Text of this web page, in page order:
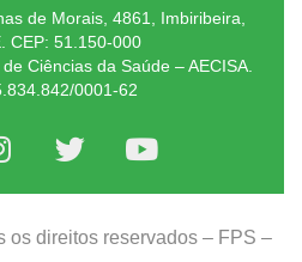
de Morais, 4861, Imbiribeira,
CEP: 51.150-000
Ciências da Saúde – AECISA.
0001-62
os direitos reservados – FPS –